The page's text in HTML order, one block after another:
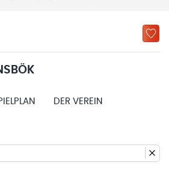
DER VEREIN